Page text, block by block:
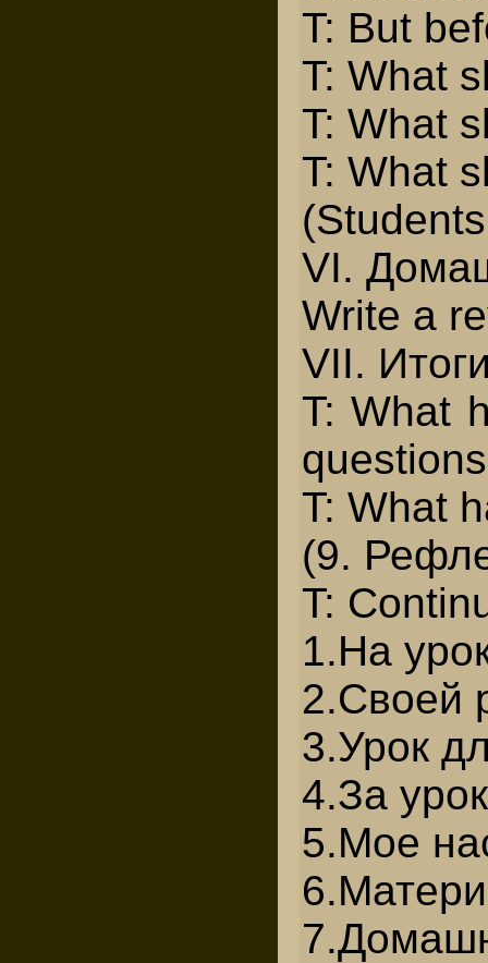
T: But
T: What
T: What
T: What
VI.
Write a
VII.
T: What
T: What
(9.
T:
1.На
2.Своей
3.Урок
4.За
5.Мое